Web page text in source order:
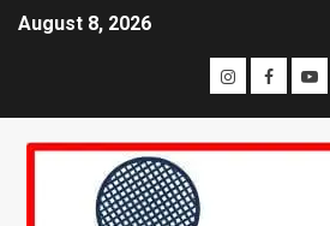
August 8, 2026